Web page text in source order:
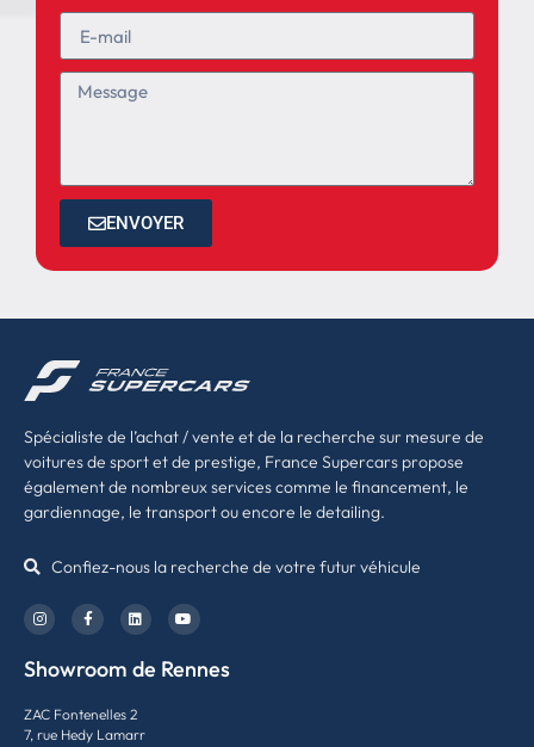
ENVOYER
Spécialiste de l’achat / vente et de la recherche sur mesure de
voitures de sport et de prestige, France Supercars propose
également de nombreux services comme le financement, le
gardiennage, le transport ou encore le detailing.
Confiez-nous la recherche de votre futur véhicule
Showroom de Rennes
ZAC Fontenelles 2
7, rue Hedy Lamarr